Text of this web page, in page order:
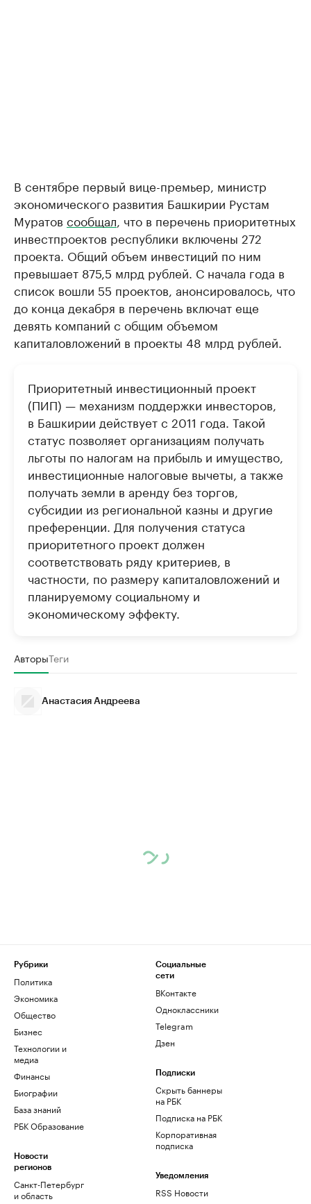
В сентябре первый вице-премьер, министр
экономического развития Башкирии Рустам
Муратов сообщал, что в перечень приоритетных
инвестпроектов республики включены 272
проекта. Общий объем инвестиций по ним
превышает 875,5 млрд рублей. С начала года в
список вошли 55 проектов, анонсировалось, что
до конца декабря в перечень включат еще
девять компаний с общим объемом
капиталовложений в проекты 48 млрд рублей.
Приоритетный инвестиционный проект
(ПИП) — механизм поддержки инвесторов,
в Башкирии действует с 2011 года. Такой
статус позволяет организациям получать
льготы по налогам на прибыль и имущество,
инвестиционные налоговые вычеты, а также
получать земли в аренду без торгов,
субсидии из региональной казны и другие
преференции. Для получения статуса
приоритетного проект должен
соответствовать ряду критериев, в
частности, по размеру капиталовложений и
планируемому социальному и
экономическому эффекту.
АвторыТеги
Анастасия Андреева
Рубрики
Политика
Экономика
Общество
Бизнес
Технологии и
медиа
Финансы
Биографии
База знаний
РБК Образование
Новости
регионов
Санкт-Петербург
и область
Социальные
сети
ВКонтакте
Одноклассники
Telegram
Дзен
Подписки
Скрыть баннеры
на РБК
Подписка на РБК
Корпоративная
подписка
Уведомления
RSS Новости